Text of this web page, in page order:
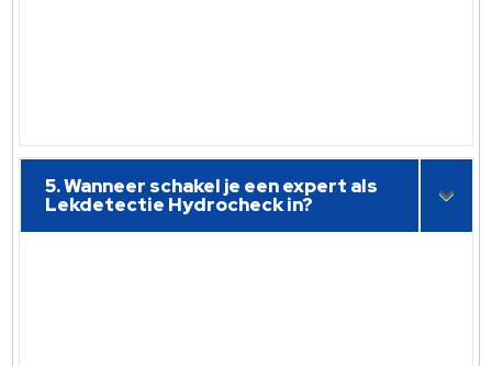
5. Wanneer schakel je een expert als
Lekdetectie Hydrocheck in?